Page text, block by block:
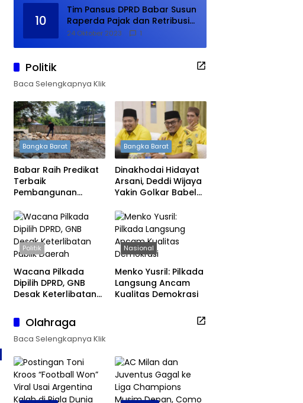
10
Tim Pansus DPRD Babar Susun
Raperda Pajak dan Retribusi
Daerah, Harus Selesai Januari
24 Oktober 2023 1
Politik
Baca Selengkapnya Klik
Bangka Barat
Babar Raih Predikat
Terbaik
Pembangunan
Boleh Berpuas Diri
Bangka Barat
Dinakhodai Hidayat
Arsani, Deddi Wijaya
Yakin Golkar Babel
Politik
Wacana Pilkada
Dipilih DPRD, GNB
Desak Keterlibatan
Nasional
Menko Yusril: Pilkada
Langsung Ancam
Kualitas Demokrasi
Olahraga
Baca Selengkapnya Klik